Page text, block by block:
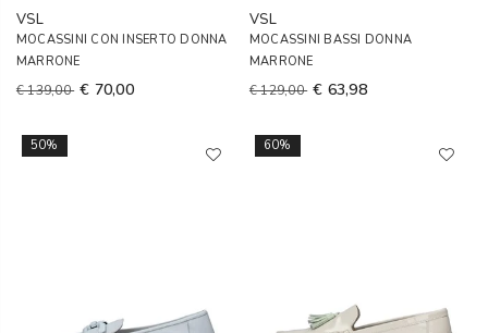
VSL
MOCASSINI CON INSERTO DONNA
MARRONE
€ 139,00 € 70,00
VSL
MOCASSINI BASSI DONNA
MARRONE
€ 129,00 € 63,98
50% 60%